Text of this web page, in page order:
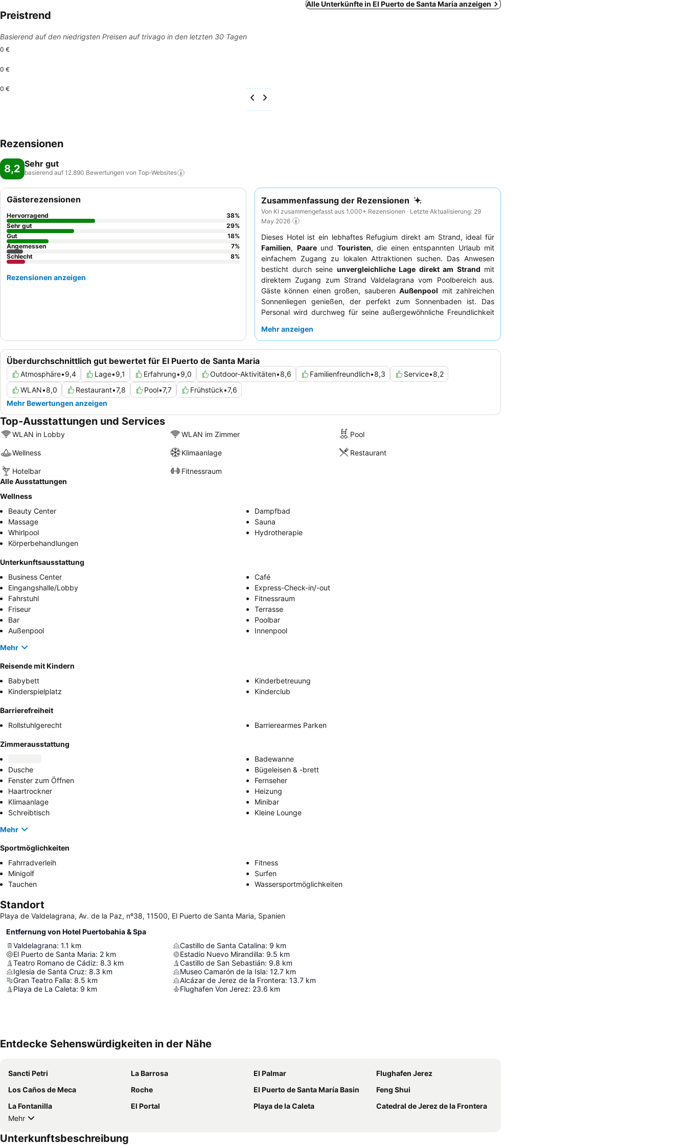
Alle Unterkünfte in El Puerto de Santa Maria anzeigen
Preistrend
Basierend auf den niedrigsten Preisen auf trivago in den letzten 30 Tagen
0 €
0 €
0 €
Rezensionen
8,2 Sehr gut
basierend auf 12.890 Bewertungen von Top-Websites
Zusammenfassung der Rezensionen
Von KI zusammengefasst aus 1.000+ Rezensionen · Letzte Aktualisierung: 29
May 2026
Dieses Hotel ist ein lebhaftes Refugium direkt am Strand, ideal für
Familien, Paareund Touristen, die einen entspannten Urlaub mit
einfachem Zugang zu lokalen Attraktionen suchen. Das Anwesen
besticht durch seine unvergleichliche Lage direkt am Strand mit
direktem Zugang zum Strand Valdelagrana vom Poolbereich aus.
Gäste können einen großen, sauberenAußenpool mit zahlreichen
Sonnenliegen genießen, der perfekt zum Sonnenbaden ist. Das
Personal wird durchweg für seine außergewöhnliche Freundlichkeit
bewerteteBuffet
Meerblick zu genießen.
Mehr anzeigen
Überdurchschnittlich gut bewertet für El Puerto de Santa Maria
Atmosphäre•9,4 Lage•9,1 Erfahrung•9,0 Outdoor-Aktivitäten•8,6 Familienfreundlich•8,3 Service•8,2
WLAN•8,0 Restaurant•7,8 Pool•7,7 Frühstück•7,6
Mehr Bewertungen anzeigen
Gästerezensionen
Hervorragend 38%
Sehr gut
29%
Gut
18%
Angemessen
7%
Schlecht
8%
Rezensionen anzeigen
Top-Ausstattungen und Services
WLAN in Lobby WLAN im Zimmer Pool
Wellness Klimaanlage Restaurant
Hotelbar
Fitnessraum
Alle Ausstattungen
Wellness
Beauty Center
Dampfbad
Massage
Sauna
Whirlpool
Hydrotherapie
Körperbehandlungen
Unterkunftsausstattung
Business Center
Café
Eingangshalle/Lobby
Express-Check-in/-out
Fahrstuhl
Fitnessraum
Friseur
Terrasse
Bar
Poolbar
Außenpool
Innenpool
Mehr
Reisende mit Kindern
Babybett
Kinderbetreuung
Kinderspielplatz
Kinderclub
Barrierefreiheit
Rollstuhlgerecht
Barrierearmes Parken
Zimmerausstattung
Badewanne
Dusche
Bügeleisen & -brett
Fenster zum Öffnen
Fernseher
Haartrockner
Heizung
Klimaanlage
Minibar
Schreibtisch
Kleine Lounge
Mehr
Sportmöglichkeiten
Fahrradverleih
Fitness
Minigolf
Surfen
Tauchen
Wassersportmöglichkeiten
Standort
Playa de Valdelagrana, Av. de la Paz, nº38, 11500, El Puerto de Santa Maria, Spanien
Entfernung von Hotel Puertobahia & Spa
Valdelagrana: 1.1 km
El Puerto de Santa Maria: 2 km
Teatro Romano de Cádiz: 8.3 km
Iglesia de Santa Cruz: 8.3 km
Gran Teatro Falla: 8.5 km
Playa de La Caleta: 9 km
Castillo de Santa Catalina: 9 km
Estadio Nuevo Mirandilla: 9.5 km
Castillo de San Sebastián: 9.8 km
Museo Camarón de la Isla: 12.7 km
Alcázar de Jerez de la Frontera: 13.7 km
Flughafen Von Jerez: 23.6 km
Entdecke Sehenswürdigkeiten in der Nähe
Sancti Petri La Barrosa El Palmar
Flughafen Jerez
Los Caños de Meca
Roche El Puerto de Santa María Basin
Feng Shui
La Fontanilla
El Portal Playa de la Caleta
Catedral de Jerez de la Frontera
Mehr
Unterkunftsbeschreibung